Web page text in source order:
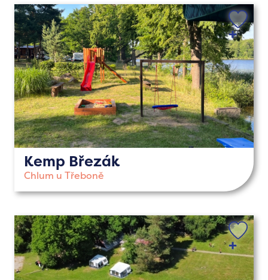
Kemp Březák
Chlum u Třeboně